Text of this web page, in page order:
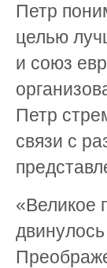
Петр
целью
и союз
Петр
связи с
«Великое